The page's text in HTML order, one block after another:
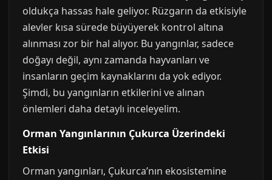
oldukça hassas hale geliyor. Rüzgarın da etkisiyle
alevler kısa sürede büyüyerek kontrol altına
alınması zor bir hal alıyor. Bu yangınlar, sadece
doğayı değil, aynı zamanda hayvanları ve
insanların geçim kaynaklarını da yok ediyor.
Şimdi, bu yangınların etkilerini ve alınan
önlemleri daha detaylı inceleyelim.
Orman Yangınlarının Çukurca Üzerindeki
Etkisi
Orman yangınları, Çukurca’nın ekosistemine